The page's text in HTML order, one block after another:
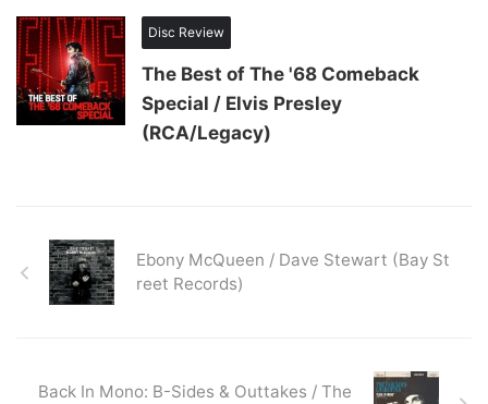
Disc Review
The Best of The '68 Comeback
Special / Elvis Presley
(RCA/Legacy)
Ebony McQueen / Dave Stewart (Bay St
reet Records)
Back In Mono: B-Sides & Outtakes / The